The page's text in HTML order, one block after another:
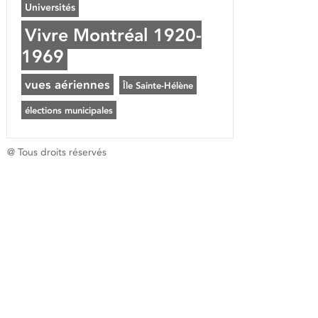
Universités
Vivre Montréal 1920-
1969
vues aériennes Île Sainte-Hélène
élections municipales
@ Tous droits réservés